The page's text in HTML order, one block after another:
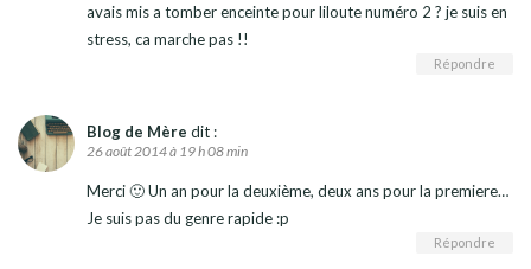
avais mis a tomber enceinte pour liloute numéro 2 ? je suis en
stress, ca marche pas !!
Répondre
Blog de Mère dit :
26 août 2014 à 19 h 08 min
Merci 🙂 Un an pour la deuxième, deux ans pour la premiere…
Je suis pas du genre rapide :p
Répondre